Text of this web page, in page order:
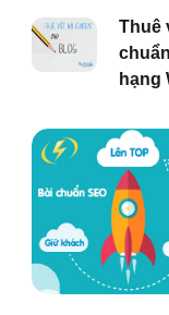
Thuê
hạng